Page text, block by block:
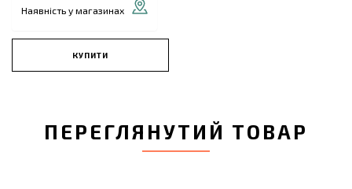
Наявність у магазинах
КУПИТИ
ПЕРЕГЛЯНУТИЙ ТОВАР